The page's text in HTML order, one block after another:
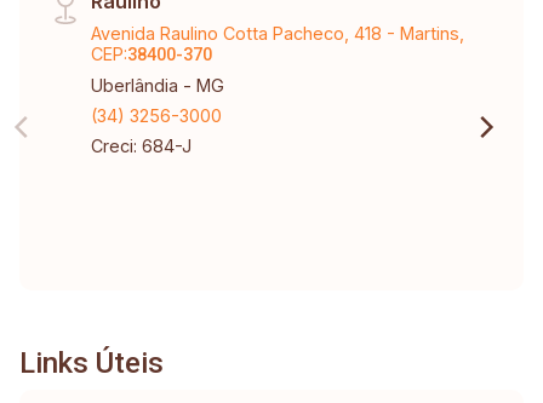
Avenida Raulino Cotta Pacheco, 418 - Martins,
CEP:38400-370
Uberlândia - MG
(34) 3256-3000
Creci: 684-J
Links Úteis